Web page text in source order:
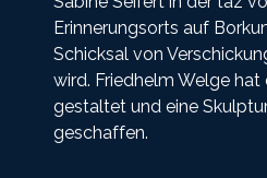
Erinnerungsorts auf
Schicksal von
wird. Friedhelm Welge
gestaltet und eine
geschaffen.